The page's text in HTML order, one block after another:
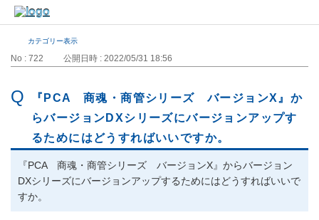
カテゴリー表示
No : 722 公開日時 : 2022/05/31 18:56
『PCA 商魂・商管シリーズ バージョンX』か
らバージョンDXシリーズにバージョンアップす
るためにはどうすればいいですか。
『PCA 商魂・商管シリーズ バージョンX』からバージョン
DXシリーズにバージョンアップするためにはどうすればいいで
すか。